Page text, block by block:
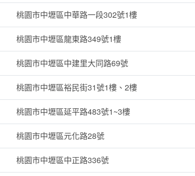
桃園市中壢區中華路一段302號1樓
桃園市中壢區龍東路349號1樓
桃園市中壢區中建里大同路69號
桃園市中壢區裕民街31號1樓、2樓
桃園市中壢區延平路483號1~3樓
桃園市中壢區元化路28號
桃園市中壢區中正路336號